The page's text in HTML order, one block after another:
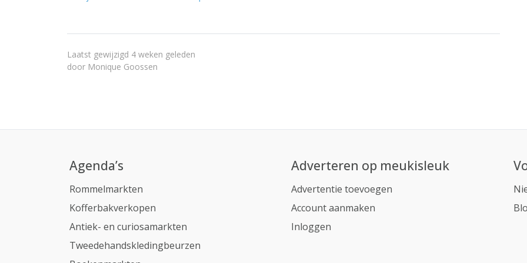
Laatst gewijzigd 4 weken geleden
door Monique Goossen
Agenda’s
Rommelmarkten
Kofferbakverkopen
Antiek- en curiosamarkten
Tweedehandskledingbeurzen
Adverteren op meukisleuk
Advertentie toevoegen
Account aanmaken
Inloggen